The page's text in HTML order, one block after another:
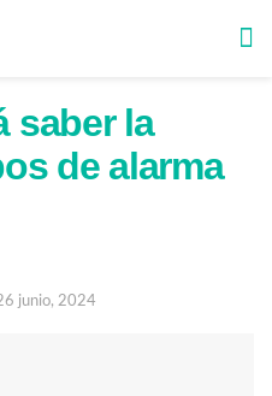
saber la
de alarma
junio, 2024